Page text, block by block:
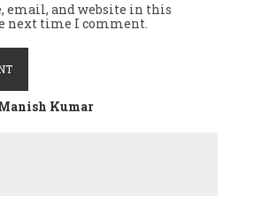
email, and website in this
next time I comment.
Kumar